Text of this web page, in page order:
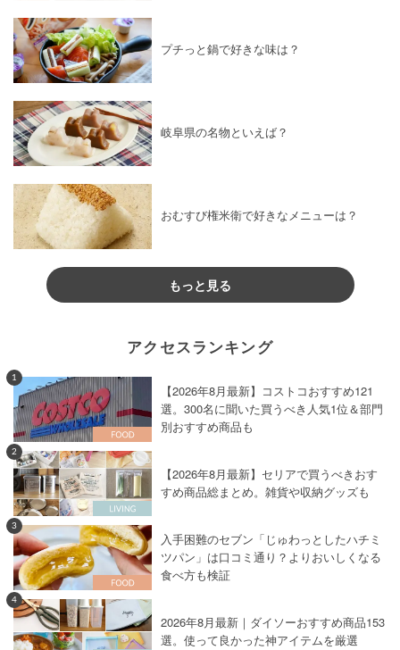
プチっと鍋で好きな味は？
岐阜県の名物といえば？
おむすび権米衛で好きなメニューは？
もっと見る
アクセスランキング
1
【2026年8月最新】コストコおすすめ121
選。300名に聞いた買うべき人気1位＆部門
別おすすめ商品も
2
【2026年8月最新】セリアで買うべきおす
すめ商品総まとめ。雑貨や収納グッズも
3
入手困難のセブン「じゅわっとしたハチミ
ツパン」は口コミ通り？よりおいしくなる
食べ方も検証
4
2026年8月最新｜ダイソーおすすめ商品153
選。使って良かった神アイテムを厳選